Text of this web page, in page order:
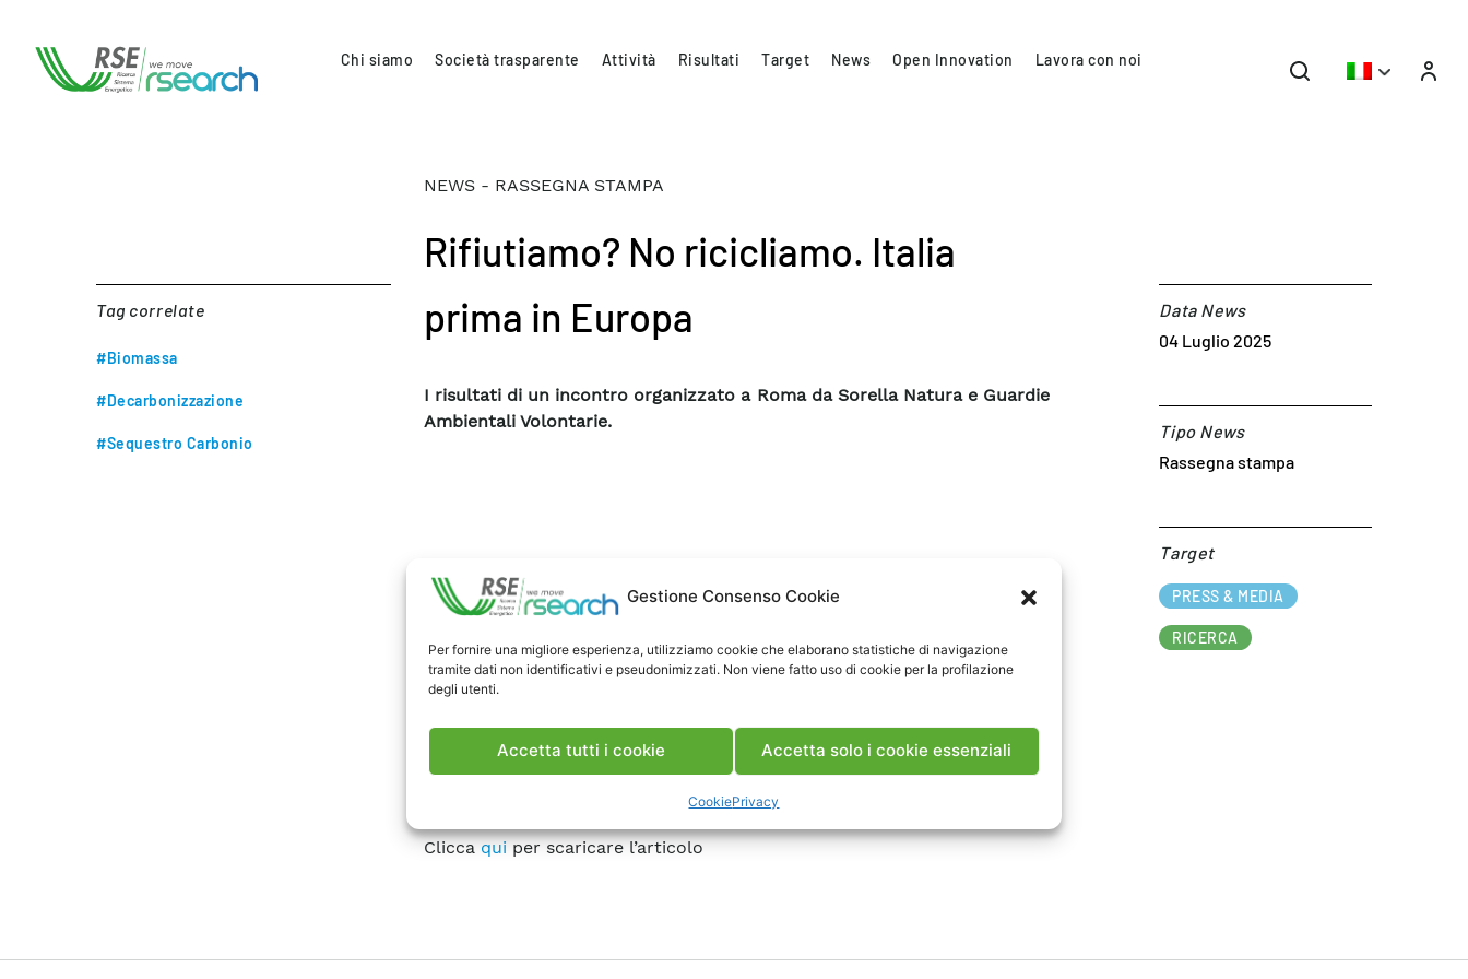
Gestione Consenso Cookie
Per fornire una migliore esperienza, utilizziamo cookie che elaborano statistiche di navigazione
tramite dati non identificativi e pseudonimizzati. Non viene fatto uso di cookie per la profilazione
degli utenti.
Accetta tutti i cookie Accetta solo i cookie essenziali
CookiePrivacy
Chi siamo Società trasparente Attività Risultati Target News Open Innovation Lavora con noi
Tag correlate
#Biomassa
#Decarbonizzazione
#Sequestro Carbonio
NEWS - RASSEGNA STAMPA
Rifiutiamo? No ricicliamo. Italia
prima in Europa
I risultati di un incontro organizzato a Roma da Sorella Natura e Guardie
Ambientali Volontarie.
Corriere dell’Umbria, 04 Luglio 2025
Cliccaquiper scaricare l’articolo
Data News
04 Luglio 2025
Tipo News
Rassegna stampa
Target​
PRESS & MEDIA
RICERCA